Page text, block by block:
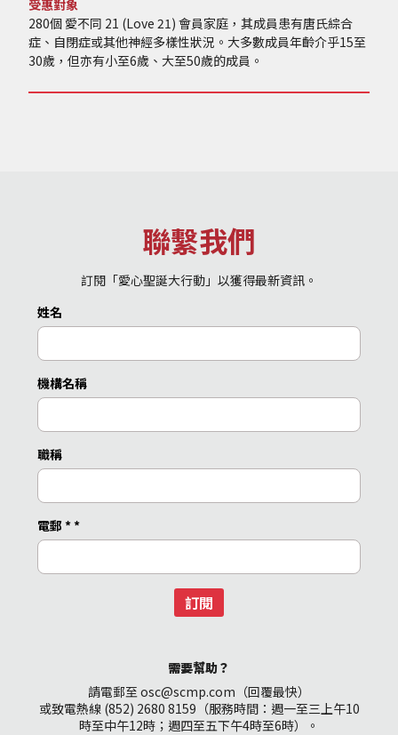
受惠對象
280個 愛不同 21 (Love 21) 會員家庭，其成員患有唐氏綜合
症、自閉症或其他神經多樣性狀況。大多數成員年齡介乎15至
30歲，但亦有小至6歲、大至50歲的成員。
聯繫我們
訂閱「愛心聖誕大行動」以獲得最新資訊。
姓名
機構名稱
職稱
電郵 **
訂閱
需要幫助？
請電郵至 osc@scmp.com（回覆最快）
或致電熱線 (852) 2680 8159（服務時間：週一至三上午10
時至中午12時；週四至五下午4時至6時）。